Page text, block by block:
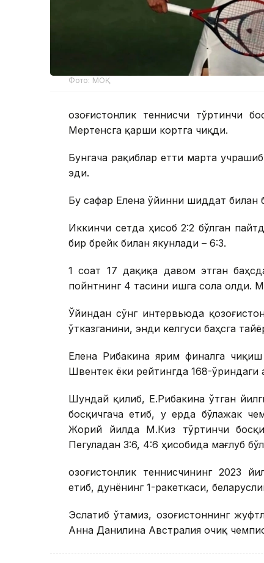
Фото: МОҚ
Қозоғистонлик теннисчи тўртинчи
Мертенсга қарши кортга чиқди.
Бунгача рақиблар етти марта
эди.
Бу сафар Елена ўйинни шиддат билан
Иккинчи сетда ҳисоб 2:2 бўлган
бир брейк билан якунлади – 6:3.
1 соат 17 дақиқа давом этган
пойнтнинг 4 тасини ишга сола олди.
Ўйиндан сўнг интервьюда
ўтказганини, энди келгуси баҳсга
Елена Рибакина ярим финалга
Швентек ёки рейтингда 168-
Шундай қилиб, Е.Рибакина ўтган
босқичгача етиб, у ерда бўлажак
Жорий йилда М.Киз тўртинчи
Пегуладан 3:6, 4:6 ҳисобида мағлуб
Қозоғистонлик теннисчининг 2023
етиб, дунёнинг 1-ракеткаси,
Эслатиб ўтамиз, Қозоғистоннинг
Анна Данилина Австралия очиқ